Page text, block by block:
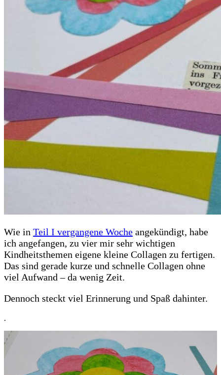
Wie in Teil I vergangene Woche angekündigt, habe
ich angefangen, zu vier mir sehr wichtigen
Kindheitsthemen eigene kleine Collagen zu fertigen.
Das sind gerade kurze und schnelle Collagen ohne
viel Aufwand – da wenig Zeit.
Dennoch steckt viel Erinnerung und Spaß dahinter.
.